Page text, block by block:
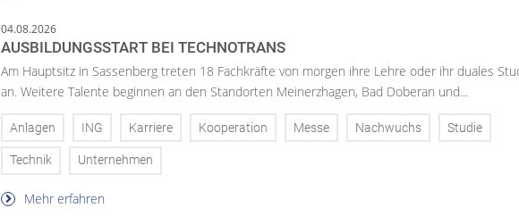
04.08.2026
AUSBILDUNGSSTART BEI TECHNOTRANS
Am Hauptsitz in Sassenberg treten 18 Fachkräfte von morgen ihre Lehre oder ihr duales
an. Weitere Talente beginnen an den Standorten Meinerzhagen, Bad Doberan und...
Anlagen ING Karriere Kooperation Messe Nachwuchs Studie
Technik Unternehmen
Mehr erfahren